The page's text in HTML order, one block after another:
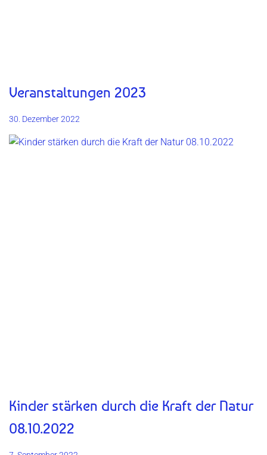
Veranstaltungen 2023
30. Dezember 2022
Kinder stärken durch die Kraft der Natur
08.10.2022